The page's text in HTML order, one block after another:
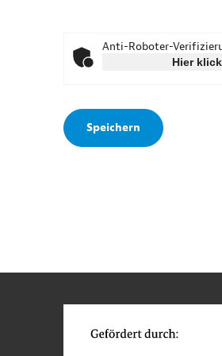
Anti-Roboter-
Hier